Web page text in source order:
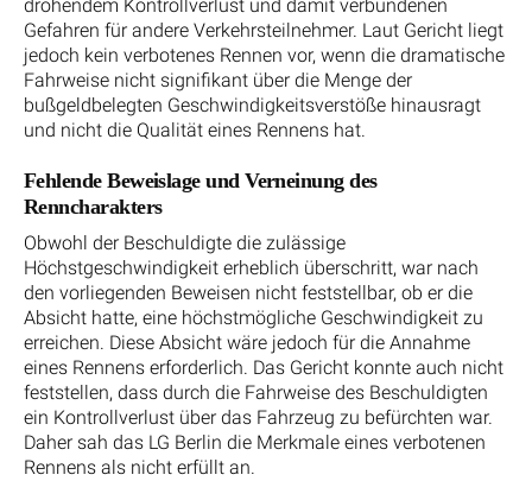
drohendem Kontrollverlust und damit verbundenen
Gefahren für andere Verkehrsteilnehmer. Laut Gericht liegt
jedoch kein verbotenes Rennen vor, wenn die dramatische
Fahrweise nicht signifikant über die Menge der
bußgeldbelegten Geschwindigkeitsverstöße hinausragt
und nicht die Qualität eines Rennens hat.
Fehlende Beweislage und Verneinung des
Renncharakters
Obwohl der Beschuldigte die zulässige
Höchstgeschwindigkeit erheblich überschritt, war nach
den vorliegenden Beweisen nicht feststellbar, ob er die
Absicht hatte, eine höchstmögliche Geschwindigkeit zu
erreichen. Diese Absicht wäre jedoch für die Annahme
eines Rennens erforderlich. Das Gericht konnte auch nicht
feststellen, dass durch die Fahrweise des Beschuldigten
ein Kontrollverlust über das Fahrzeug zu befürchten war.
Daher sah das LG Berlin die Merkmale eines verbotenen
Rennens als nicht erfüllt an.